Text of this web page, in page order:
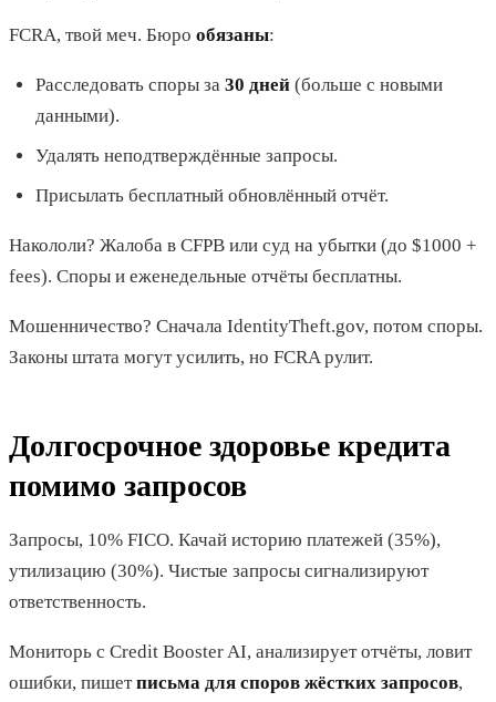
FCRA, твой меч. Бюро обязаны:
Расследовать споры за 30 дней (больше с новыми
данными).
Удалять неподтверждённые запросы.
Присылать бесплатный обновлённый отчёт.
Накололи? Жалоба в CFPB или суд на убытки (до $1000 +
fees). Споры и еженедельные отчёты бесплатны.
Мошенничество? Сначала IdentityTheft.gov, потом споры.
Законы штата могут усилить, но FCRA рулит.
Долгосрочное здоровье кредита
помимо запросов
Запросы, 10% FICO. Качай историю платежей (35%),
утилизацию (30%). Чистые запросы сигнализируют
ответственность.
Мониторь с Credit Booster AI, анализирует отчёты, ловит
ошибки, пишетписьма для споров жёстких запросов,